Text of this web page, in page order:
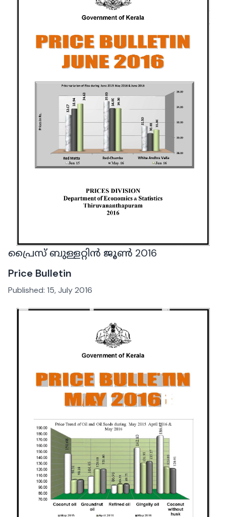
പ്രൈസ് ബുള്ളറ്റിൻ ജൂൺ 2016
Price Bulletin
Published: 15, July 2016